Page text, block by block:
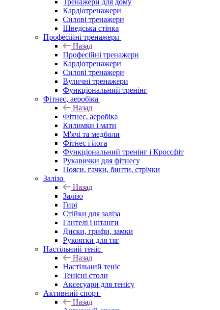
Тренажери для дому
Кардіотренажери
Силові тренажери
Шведська стінка
Професійні тренажери
Назад
Професійні тренажери
Кардіотренажери
Силові тренажери
Вуличні тренажери
Функціональний тренінг
Фітнес, аеробіка
Назад
Фітнес, аеробіка
Килимки і мати
М'ячі та медболи
Фітнес і йога
Функціональний тренінг і Кроссфіт
Рукавички для фітнесу
Пояси, гачки, бинти, стрічки
Залізо
Назад
Залізо
Гирі
Стійки для заліза
Гантелі і штанги
Диски, грифи, замки
Рукоятки для тяг
Настільний теніс
Назад
Настільний теніс
Тенісні столи
Аксесуари для тенісу
Активний спорт
Назад